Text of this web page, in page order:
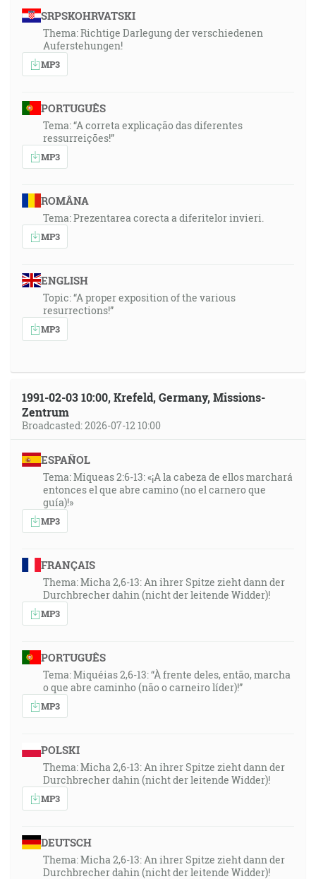
SRPSKOHRVATSKI
Thema: Richtige Darlegung der verschiedenen
Auferstehungen!
MP3
PORTUGUÊS
Tema: “A correta explicação das diferentes
ressurreições!”
MP3
ROMÂNA
Tema: Prezentarea corecta a diferitelor invieri.
MP3
ENGLISH
Topic: “A proper exposition of the various
resurrections!”
MP3
1991-02-03 10:00, Krefeld, Germany, Missions-
Zentrum
Broadcasted: 2026-07-12 10:00
ESPAÑOL
Tema: Miqueas 2:6-13: «¡A la cabeza de ellos marchará
entonces el que abre camino (no el carnero que
guía)!»
MP3
FRANÇAIS
Thema: Micha 2,6-13: An ihrer Spitze zieht dann der
Durchbrecher dahin (nicht der leitende Widder)!
MP3
PORTUGUÊS
Tema: Miquéias 2,6-13: “À frente deles, então, marcha
o que abre caminho (não o carneiro líder)!”
MP3
POLSKI
Thema: Micha 2,6-13: An ihrer Spitze zieht dann der
Durchbrecher dahin (nicht der leitende Widder)!
MP3
DEUTSCH
Thema: Micha 2,6-13: An ihrer Spitze zieht dann der
Durchbrecher dahin (nicht der leitende Widder)!